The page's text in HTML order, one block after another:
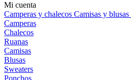
Mi cuenta
Camperas y chalecos Camisas y blusas
Camperas
Chalecos
Ruanas
Camisas
Blusas
Sweaters
Ponchos